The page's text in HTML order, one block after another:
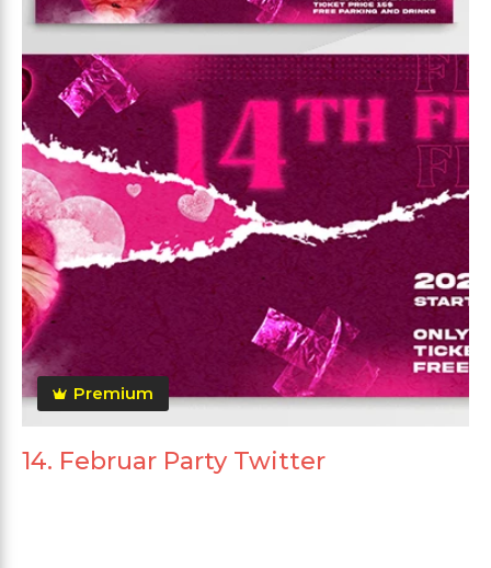
Premium
14. Februar Party Twitter